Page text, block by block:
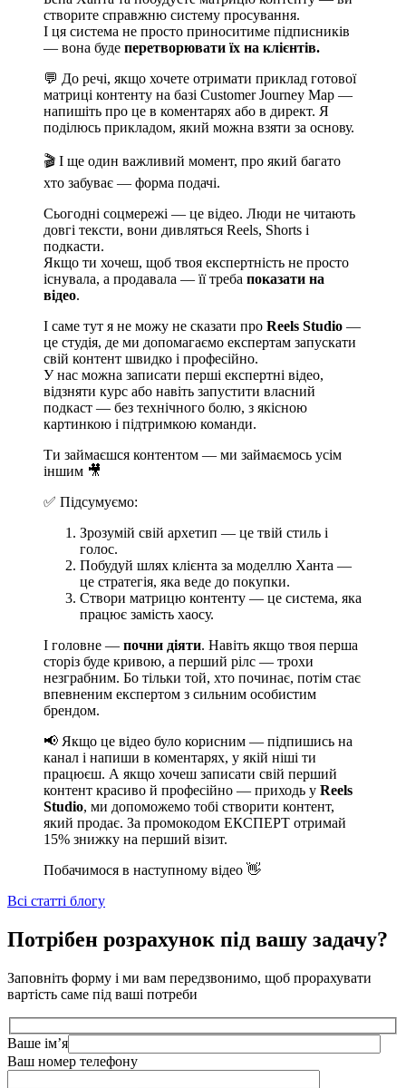
створите справжню систему просування.
І ця система не просто приноситиме підписників
— вона буде перетворювати їх на клієнтів.
💬 До речі, якщо хочете отримати приклад готової
матриці контенту на базі Customer Journey Map —
напишіть про це в коментарях або в директ. Я
поділюсь прикладом, який можна взяти за основу.
🎬 І ще один важливий момент, про який багато
хто забуває — форма подачі.
Сьогодні соцмережі — це відео. Люди не читають
довгі тексти, вони дивляться Reels, Shorts і
подкасти.
Якщо ти хочеш, щоб твоя експертність не просто
існувала, а продавала — її треба показати на
відео.
І саме тут я не можу не сказати про Reels Studio —
це студія, де ми допомагаємо експертам запускати
свій контент швидко і професійно.
У нас можна записати перші експертні відео,
відзняти курс або навіть запустити власний
подкаст — без технічного болю, з якісною
картинкою і підтримкою команди.
Ти займаєшся контентом — ми займаємось усім
іншим 🎥
✅ Підсумуємо:
Зрозумій свій архетип — це твій стиль і
голос.
Побудуй шлях клієнта за моделлю Ханта —
це стратегія, яка веде до покупки.
Створи матрицю контенту — це система, яка
працює замість хаосу.
І головне — почни діяти. Навіть якщо твоя перша
сторіз буде кривою, а перший рілс — трохи
незграбним. Бо тільки той, хто починає, потім стає
впевненим експертом з сильним особистим
брендом.
📢 Якщо це відео було корисним — підпишись на
канал і напиши в коментарях, у якій ніші ти
працюєш. А якщо хочеш записати свій перший
контент красиво й професійно — приходь у Reels
Studio, ми допоможемо тобі створити контент,
який продає. За промокодом ЕКСПЕРТ отримай
15% знижку на перший візит.
Побачимося в наступному відео 👋
Всі статті блогу
Потрібен розрахунок під вашу задачу?
Заповніть форму і ми вам передзвонимо, щоб прорахувати
вартість саме під ваші потреби
Ваше імʼя
Ваш номер телефону